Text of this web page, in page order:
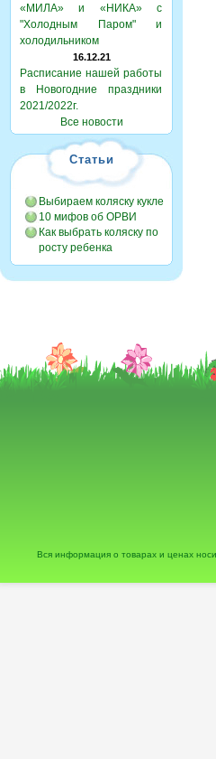
«МИЛА» и «НИКА» с
"Холодным Паром" и
холодильником
16.12.21
Расписание нашей работы
в Новогодние праздники
2021/2022г.
Все новости
Статьи
Выбираем коляску кукле
10 мифов об ОРВИ
Как выбрать коляску по
росту ребенка
Вся информация о товарах и ценах